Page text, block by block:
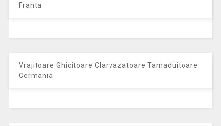
Franta
Vrajitoare Ghicitoare Clarvazatoare Tamaduitoare
Germania